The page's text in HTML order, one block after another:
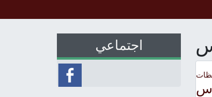
اجتماعي